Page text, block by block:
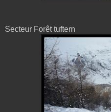
Secteur Forêt tuftern